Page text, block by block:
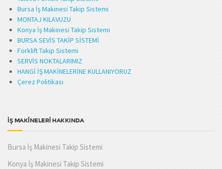
Bursa İş Makinesi Takip Sistemi
MONTAJ KILAVUZU
Konya İş Makinesi Takip Sistemi
BURSA SEVİS TAKİP SİSTEMİ
Forklift Takip Sistemi
SERVİS NOKTALARIMIZ
HANGİ İŞ MAKİNELERİNE KULLANIYORUZ
Çerez Politikası
İŞ MAKİNELERİ HAKKINDA
Bursa İş Makinesi Takip Sistemi
Konya İş Makinesi Takip Sistemi